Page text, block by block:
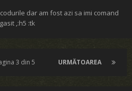
dar am fost azi sa imi comand
,:h5 :tk
URMĂTOAREA
3 din 5